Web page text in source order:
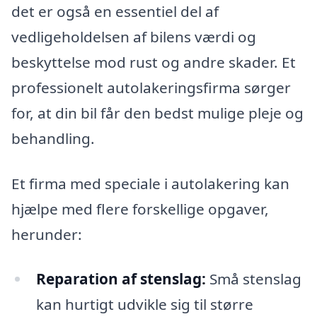
det er også en essentiel del af
vedligeholdelsen af bilens værdi og
beskyttelse mod rust og andre skader. Et
professionelt autolakeringsfirma sørger
for, at din bil får den bedst mulige pleje og
behandling.
Et firma med speciale i autolakering kan
hjælpe med flere forskellige opgaver,
herunder:
Reparation af stenslag: Små stenslag
kan hurtigt udvikle sig til større